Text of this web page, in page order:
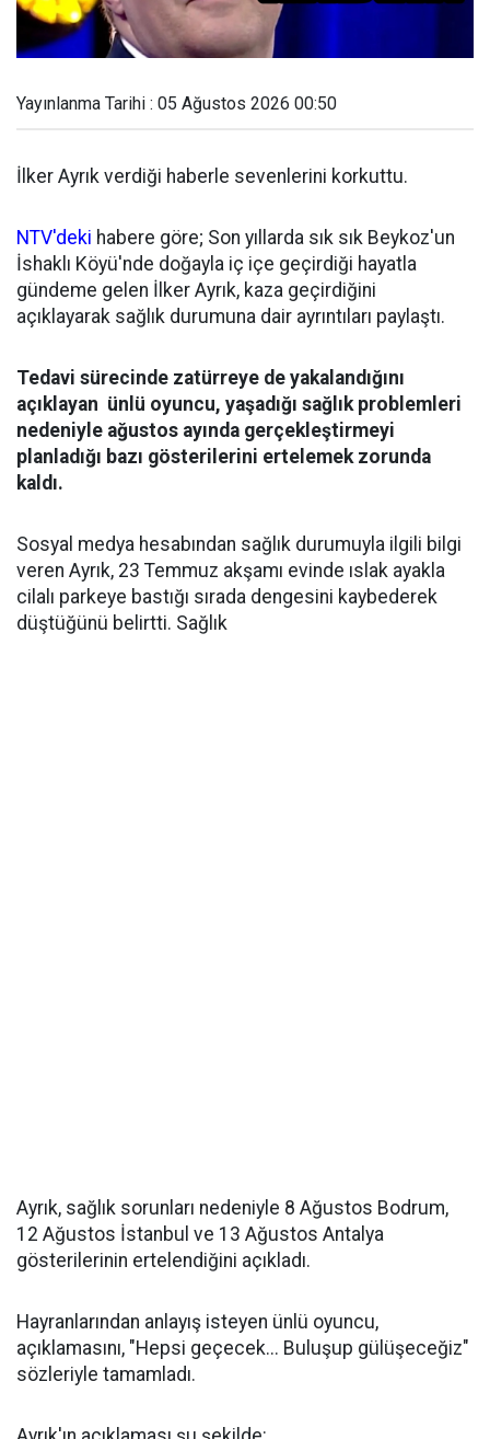
Yayınlanma Tarihi : 05 Ağustos 2026 00:50
İlker Ayrık verdiği haberle sevenlerini korkuttu.
NTV'deki habere göre; Son yıllarda sık sık Beykoz'un
İshaklı Köyü'nde doğayla iç içe geçirdiği hayatla
gündeme gelen İlker Ayrık, kaza geçirdiğini
açıklayarak sağlık durumuna dair ayrıntıları paylaştı.
Tedavi sürecinde zatürreye de yakalandığını
açıklayan ünlü oyuncu, yaşadığı sağlık problemleri
nedeniyle ağustos ayında gerçekleştirmeyi
planladığı bazı gösterilerini ertelemek zorunda
kaldı.
Sosyal medya hesabından sağlık durumuyla ilgili bilgi
veren Ayrık, 23 Temmuz akşamı evinde ıslak ayakla
cilalı parkeye bastığı sırada dengesini kaybederek
düştüğünü belirtti. Sağlık
Ayrık, sağlık sorunları nedeniyle 8 Ağustos Bodrum,
12 Ağustos İstanbul ve 13 Ağustos Antalya
gösterilerinin ertelendiğini açıkladı.
Hayranlarından anlayış isteyen ünlü oyuncu,
açıklamasını, "Hepsi geçecek... Buluşup gülüşeceğiz"
sözleriyle tamamladı.